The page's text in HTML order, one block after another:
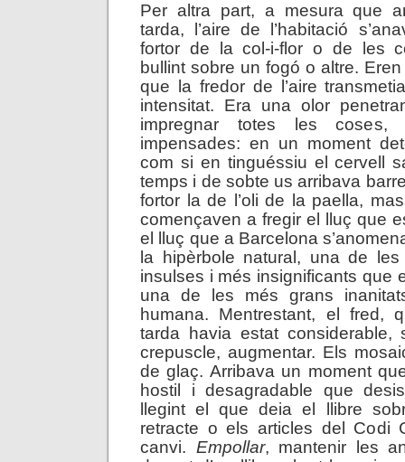
Per altra part, a mesura que
tarda, l’aire de l’habitació
fortor de la col-i-flor o de les
bullint sobre un fogó o altre.
que la fredor de l’aire
intensitat. Era una olor
impregnar totes les
impensades: en un moment
com si en tinguéssiu el cervell
temps i de sobte us arribava
fortor la de l’oli de la paella,
començaven a fregir el lluç que
el lluç que a Barcelona
la hipèrbole natural, una de
insulses i més insignificants que
una de les més grans
humana. Mentrestant, el fred,
tarda havia estat considerable,
crepuscle, augmentar. Els
de glaç. Arribava un moment
hostil i desagradable que
llegint el que deia el llibre
retracte o els articles del Codi
canvi. Empollar, mantenir les